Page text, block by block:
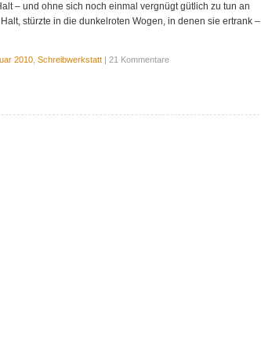
– und ohne sich noch einmal vergnügt gütlich zu tun an
stürzte in die dunkelroten Wogen, in denen sie ertrank –
2010 Schreibwerkstatt | 21 Kommentare